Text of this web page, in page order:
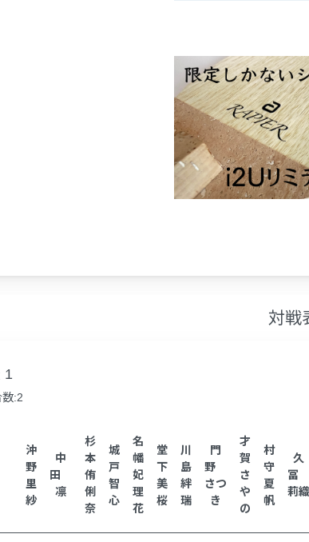
対戦
1
数:2
沖
野
里
紗
中
田
凛
杉
本
侑
俐
奈
城
戸
智
心
名
幡
妃
理
花
堂
下
美
桜
川
島
絆
瑞
門
野
さつ
き
才
賀
さ
や
の
村
守
夏
帆
久
冨
莉織